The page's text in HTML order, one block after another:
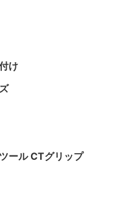
け
ール CTグリップ